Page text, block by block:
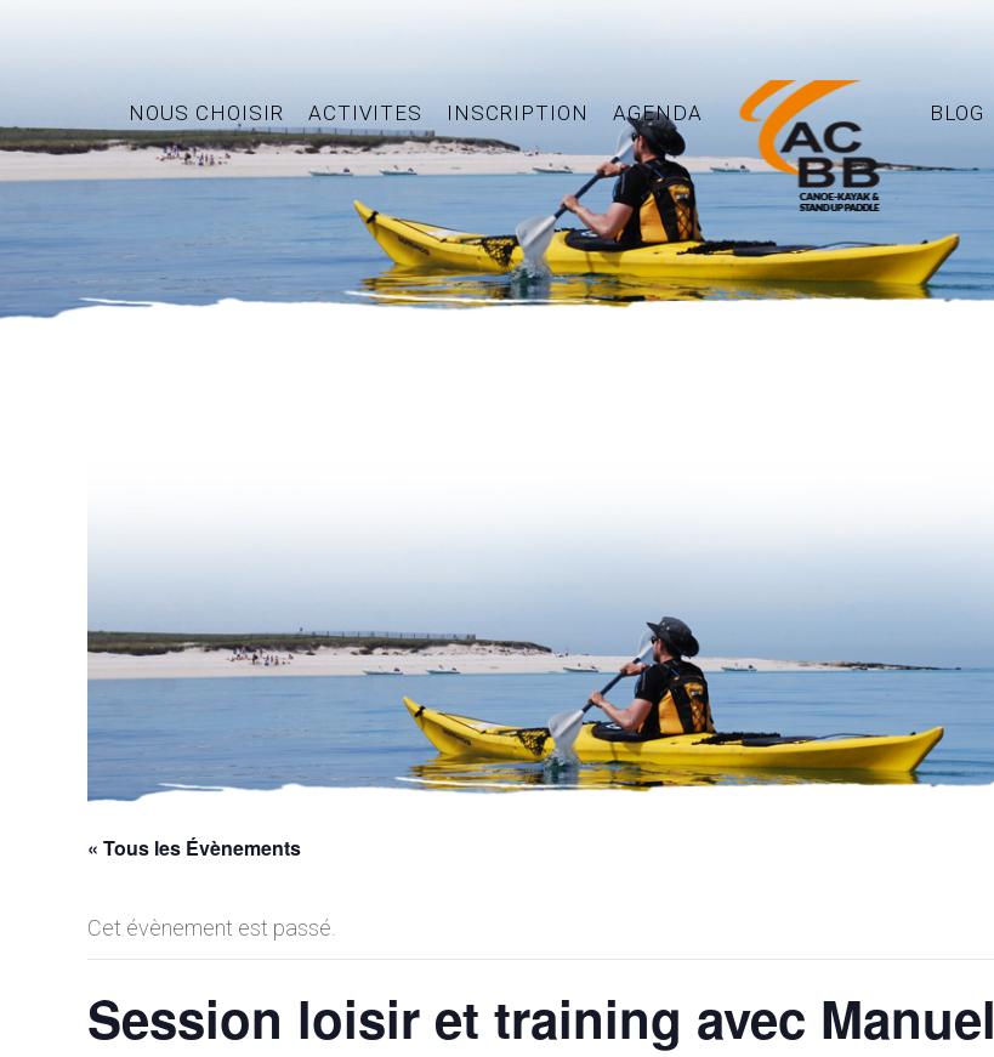
NOUS CHOISIR ACTIVITES INSCRIPTION AGENDA BLOG
« Tous les Évènements
Cet évènement est passé.
Session loisir et training avec Manuel